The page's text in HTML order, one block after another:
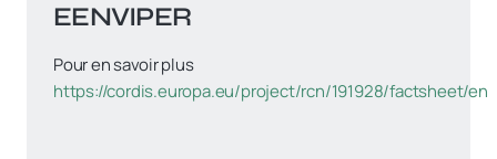
EENVIPER
Pour en savoir plus
https://cordis.europa.eu/project/rcn/191928/factsheet/en